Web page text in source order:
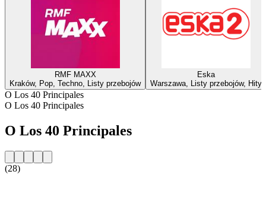
RMF MAXX
Kraków, Pop, Techno, Listy przebojów
Eska
Warszawa, Listy przebojów, Hity
O Los 40 Principales
O Los 40 Principales
O Los 40 Principales
(28)